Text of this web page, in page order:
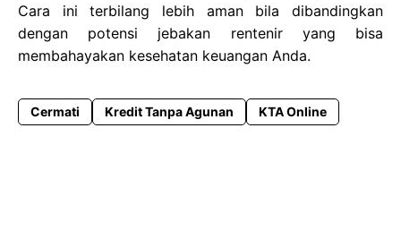
Cara ini terbilang lebih aman bila dibandingkan
dengan potensi jebakan rentenir yang bisa
membahayakan kesehatan keuangan Anda.
Cermati Kredit Tanpa Agunan KTA Online